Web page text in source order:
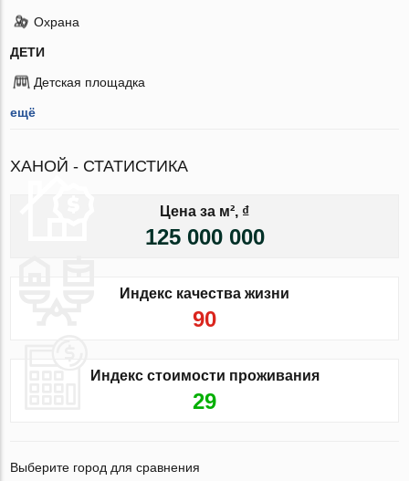
Охрана
ДЕТИ
Детская площадка
ещё
ХАНОЙ - СТАТИСТИКА
Цена за м², ₫
125 000 000
Индекс качества жизни
90
Индекс стоимости проживания
29
Выберите город для сравнения